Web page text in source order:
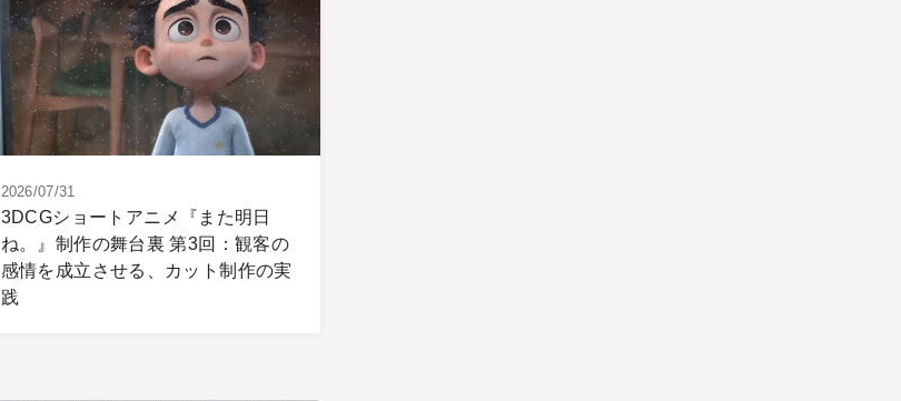
2026/07/31
3DCGショートアニメ『また明日
ね。』制作の舞台裏 第3回：観客の
感情を成立させる、カット制作の実
践